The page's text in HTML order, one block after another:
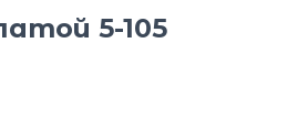
5-105